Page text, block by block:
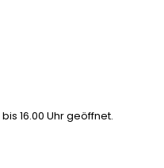
16.00 Uhr geöffnet.